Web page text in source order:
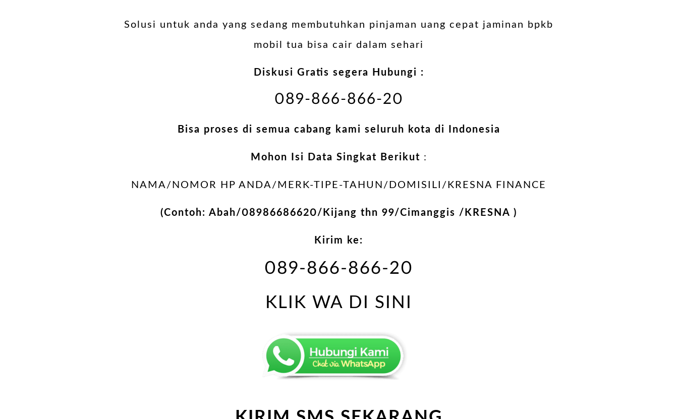
Solusi untuk anda yang sedang membutuhkan pinjaman uang cepat jaminan bpkb
mobil tua bisa cair dalam sehari
Diskusi Gratis segera Hubungi :
089-866-866-20
Bisa proses di semua cabang kami seluruh kota di Indonesia
Mohon Isi Data Singkat Berikut :
NAMA/NOMOR HP ANDA/MERK-TIPE-TAHUN/DOMISILI/KRESNA FINANCE
(Contoh: Abah/08986686620/Kijang thn 99/Cimanggis /KRESNA )
Kirim ke:
089-866-866-20
KLIK WA DI SINI